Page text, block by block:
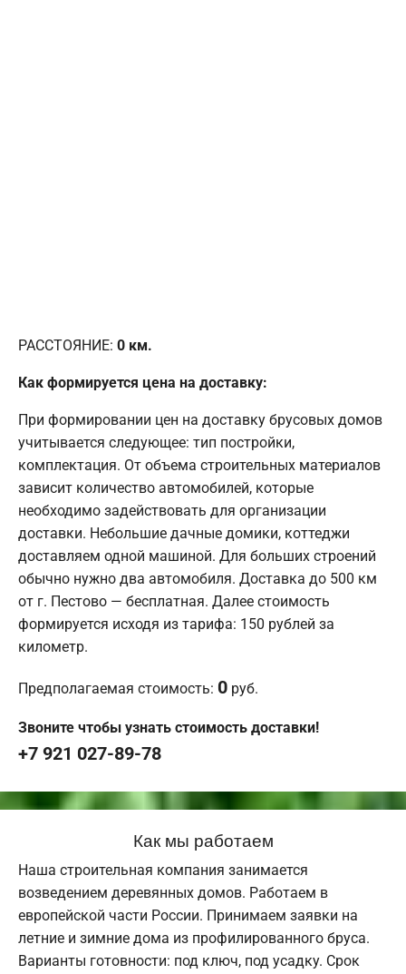
РАССТОЯНИЕ: 0 км.
Как формируется цена на доставку:
При формировании цен на доставку брусовых домов
учитывается следующее: тип постройки,
комплектация. От объема строительных материалов
зависит количество автомобилей, которые
необходимо задействовать для организации
доставки. Небольшие дачные домики, коттеджи
доставляем одной машиной. Для больших строений
обычно нужно два автомобиля. Доставка до 500 км
от г. Пестово — бесплатная. Далее стоимость
формируется исходя из тарифа: 150 рублей за
километр.
Предполагаемая стоимость: 0 руб.
Звоните чтобы узнать стоимость доставки!
+7 921 027-89-78
Как мы работаем
Наша строительная компания занимается
возведением деревянных домов. Работаем в
европейской части России. Принимаем заявки на
летние и зимние дома из профилированного бруса.
Варианты готовности: под ключ, под усадку. Срок